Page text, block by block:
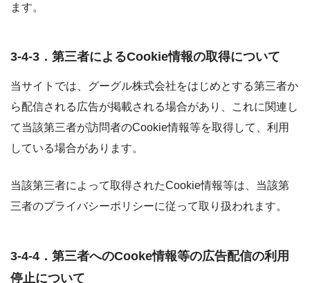
ます。
3-4-3．第三者によるCookie情報の取得について
当サイトでは、グーグル株式会社をはじめとする第三者か
ら配信される広告が掲載される場合があり、これに関連し
て当該第三者が訪問者のCookie情報等を取得して、利用
している場合があります。
当該第三者によって取得されたCookie情報等は、当該第
三者のプライバシーポリシーに従って取り扱われます。
3-4-4．第三者へのCooke情報等の広告配信の利用
停止について